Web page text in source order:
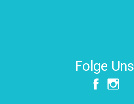
Folge Uns